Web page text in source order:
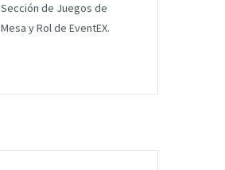
Sección de Juegos de
Mesa y Rol de EventEX.